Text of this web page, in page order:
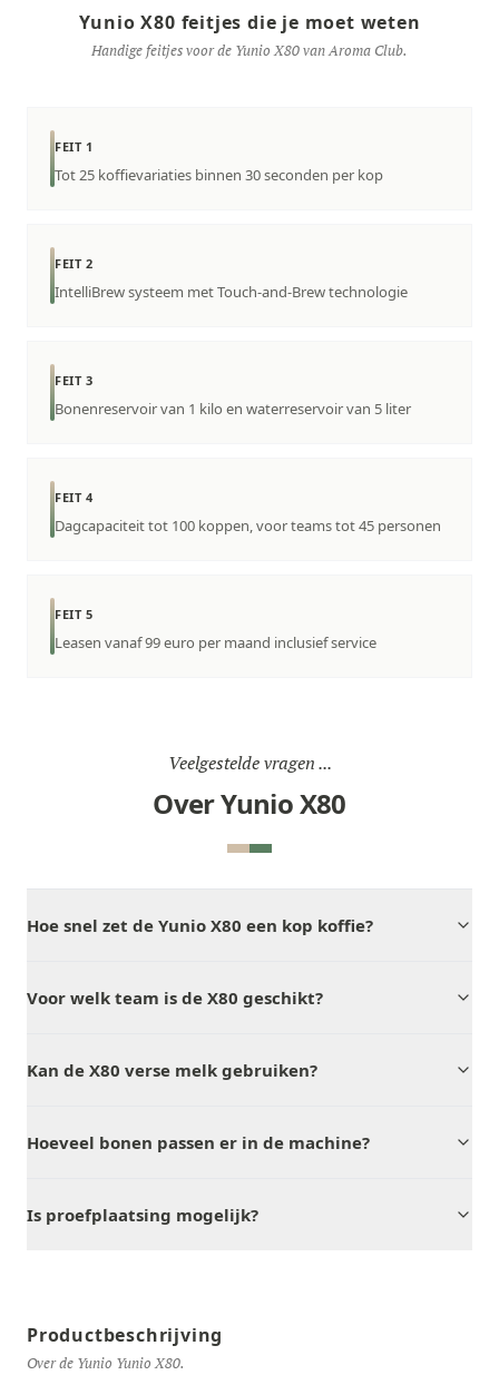
Yunio X80 feitjes die je moet weten
Handige feitjes voor de Yunio X80 van Aroma Club.
FEIT 1
Tot 25 koffievariaties binnen 30 seconden per kop
FEIT 2
IntelliBrew systeem met Touch-and-Brew technologie
FEIT 3
Bonenreservoir van 1 kilo en waterreservoir van 5 liter
FEIT 4
Dagcapaciteit tot 100 koppen, voor teams tot 45 personen
FEIT 5
Leasen vanaf 99 euro per maand inclusief service
Veelgestelde vragen ...
Over Yunio X80
Hoe snel zet de Yunio X80 een kop koffie?
Voor welk team is de X80 geschikt?
Kan de X80 verse melk gebruiken?
Hoeveel bonen passen er in de machine?
Is proefplaatsing mogelijk?
Productbeschrijving
Over de Yunio Yunio X80.